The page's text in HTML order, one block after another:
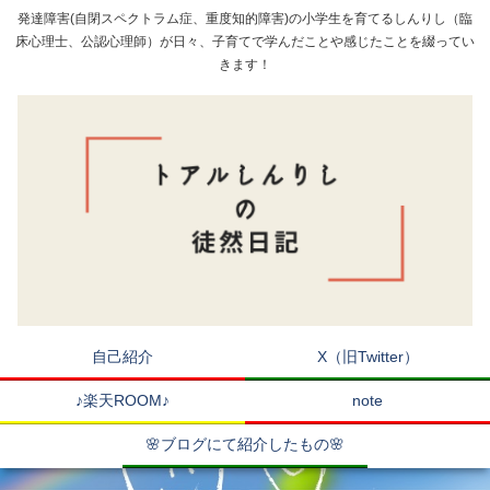
発達障害(自閉スペクトラム症、重度知的障害)の小学生を育てるしんりし（臨
床心理士、公認心理師）が日々、子育てで学んだことや感じたことを綴ってい
きます！
自己紹介 X（旧Twitter）
♪楽天ROOM♪ note
🌸ブログにて紹介したもの🌸